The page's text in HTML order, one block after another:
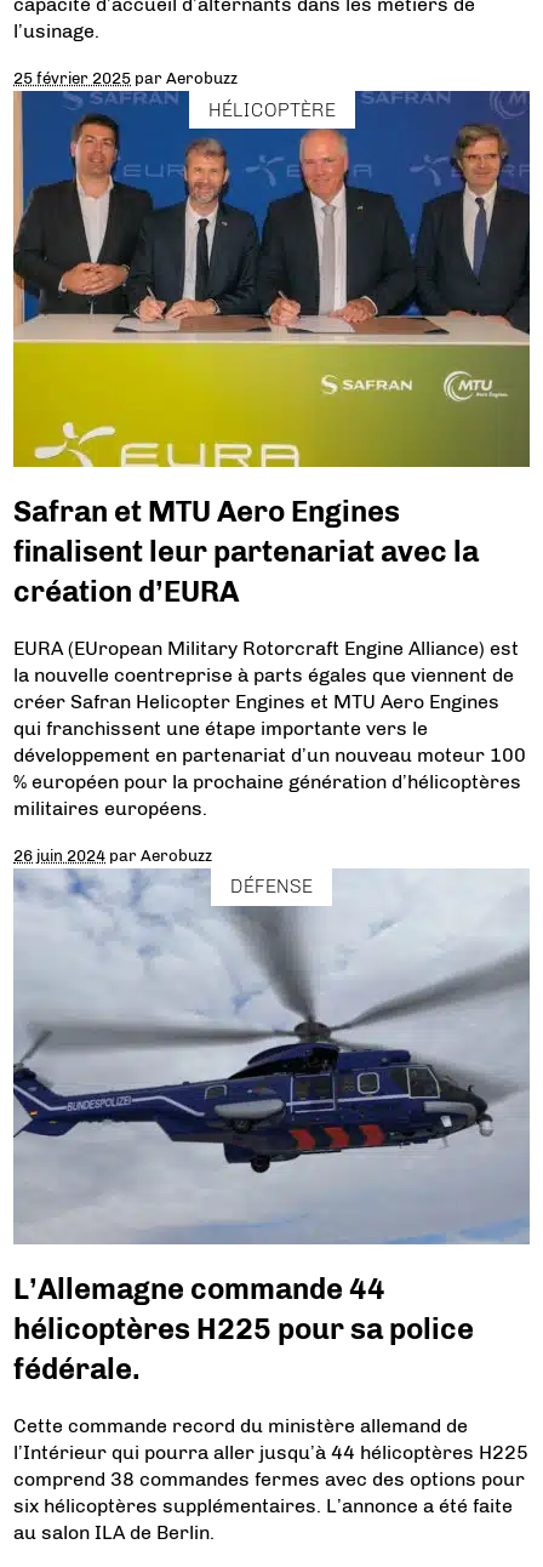
l’usinage.
25 février 2025 parAerobuzz
HÉLICOPTÈRE
Safran et MTU Aero Engines
finalisent leur partenariat avec la
création d’EURA
EURA (EUropean Military Rotorcraft Engine Alliance) est
la nouvelle coentreprise à parts égales que viennent de
créer Safran Helicopter Engines et MTU Aero Engines
qui franchissent une étape importante vers le
développement en partenariat d’un nouveau moteur 100
% européen pour la prochaine génération d’hélicoptères
militaires européens.
26 juin 2024 parAerobuzz
DÉFENSE
L’Allemagne commande 44
hélicoptères H225 pour sa police
fédérale.
Cette commande record du ministère allemand de
l’Intérieur qui pourra aller jusqu’à 44 hélicoptères H225
comprend 38 commandes fermes avec des options pour
six hélicoptères supplémentaires. L’annonce a été faite
au salon ILA de Berlin.